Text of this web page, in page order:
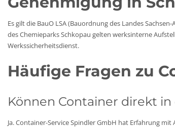
Es gilt die BauO LSA (Bauordnung des Landes
des Chemieparks Schkopau gelten werksinterne
Werkssicherheitsdienst.
Häufige Fragen zu
Können Container direkt
Ja. Container-Service Spindler GmbH hat Erfahrung